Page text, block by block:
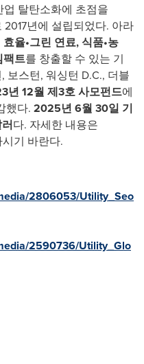
업 탈탄소화에 초점을
2017년에 설립되었다. 아라
효율•그린 연료, 식품•농
팩트를 창출할 수 있는 기
보스턴, 워싱턴 D.C., 더블
년 12월 제3호사모펀드에
했다. 2025년 6월 30일 기
다. 자세한 내용은
기 바란다.
2806053/Utility_Seo
2590736/Utility_Glo